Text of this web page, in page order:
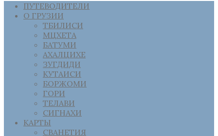
ПУТЕВОДИТЕЛИ
О ГРУЗИИ
ТБИЛИСИ
МЦХЕТА
БАТУМИ
АХАЛЦИХЕ
ЗУГДИДИ
КУТАИСИ
БОРЖОМИ
ГОРИ
ТЕЛАВИ
СИГНАХИ
КАРТЫ
СВАНЕТИЯ